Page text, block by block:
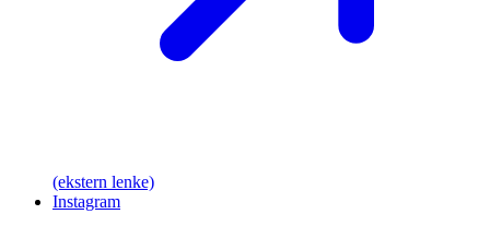
(ekstern lenke)
Instagram